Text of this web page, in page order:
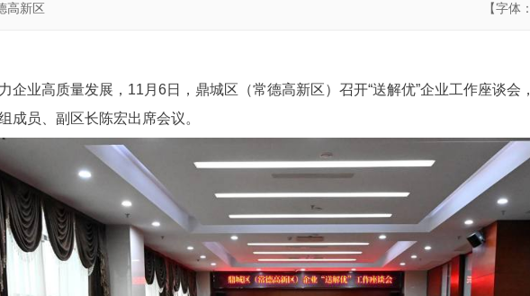
高新区 【字体：
企业高质量发展，11月6日，鼎城区（常德高新区）召开“送解优”企业工作座谈
成员、副区长陈宏出席会议。